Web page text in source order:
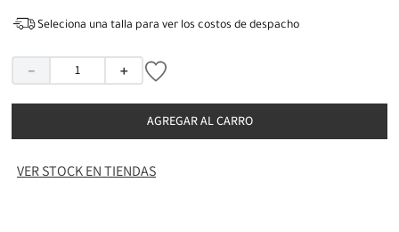
Seleciona una talla para ver los costos de despacho
＋
－
AGREGAR AL CARRO
VER STOCK EN TIENDAS